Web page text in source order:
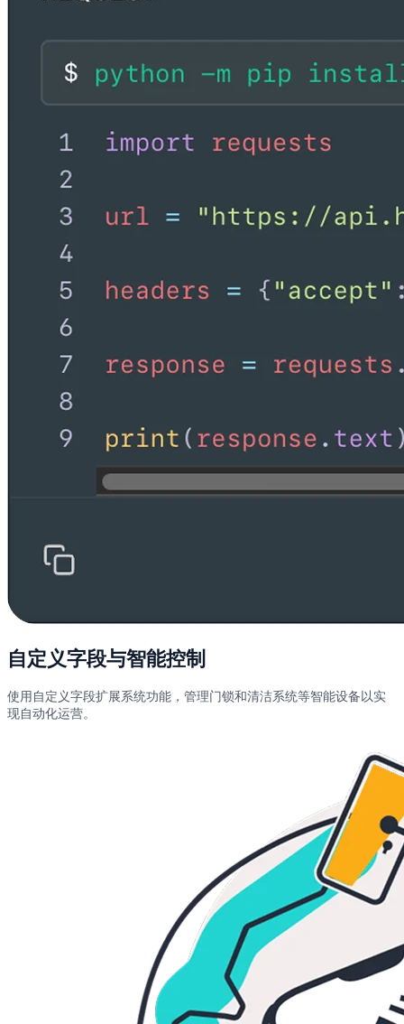
自定义字段与智能控制
使用自定义字段扩展系统功能，管理门锁和清洁系统等智能设备以实
现自动化运营。